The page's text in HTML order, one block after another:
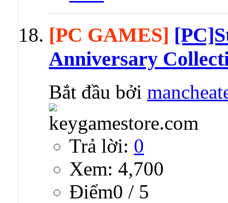
[PC GAMES]
Anniversary
Bắt đầu bởi
Trả lời: 0
Xem: 4,700
Ðiểm0 / 5